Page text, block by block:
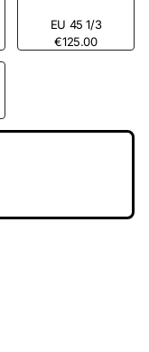
€125.00
EU 45 1/3